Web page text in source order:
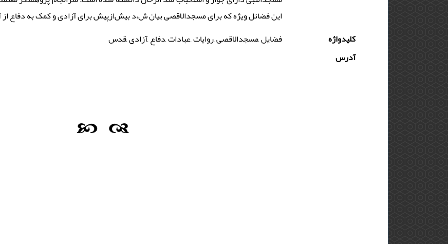
این فضائل ویژه که برای مسجدالاقصی بیان ش،د بیش‌ازپیش برای آزادی و کمک به دفاع از
کلیدواژه
فضایل ,مسجدالاقصی ,روایات ,عبادات ,دفاع ,آزادی ,قدس
آدرس